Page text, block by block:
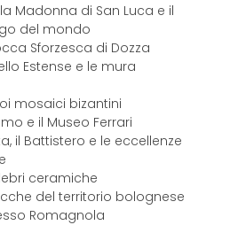
Madonna di San Luca e il
del mondo
Sforzesca di Dozza
Estense e le mura
mosaici bizantini
e il Museo Ferrari
il Battistero e le eccellenze
ceramiche
del territorio bolognese
Romagnola